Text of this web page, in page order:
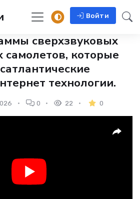
Войти
сверхзвуковых
самолетов, которые
технологии.
0 22 0